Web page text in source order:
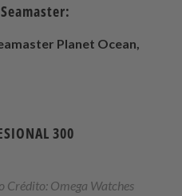
Planet Ocean,
300
Crédito: Omega Watches